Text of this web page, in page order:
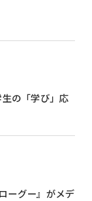
の「学び」応
ーグー』がメデ